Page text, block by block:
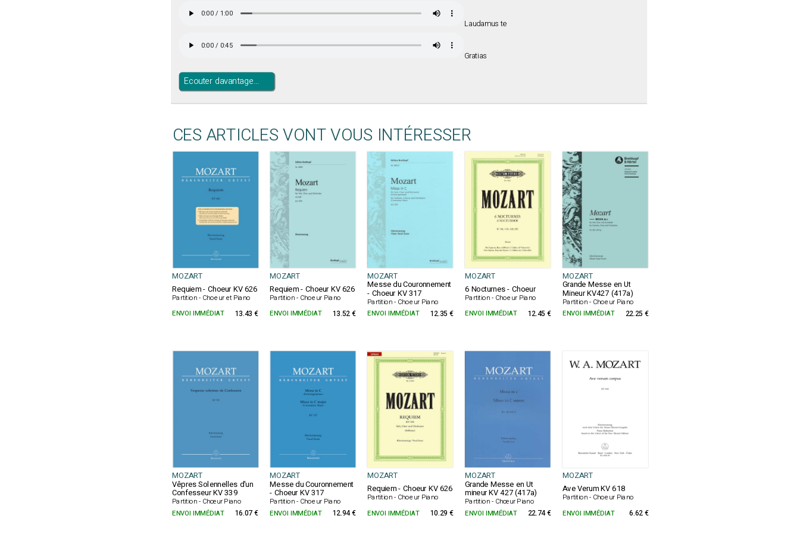
Laudamus te
Gratias
Ecouter davantage...
CES ARTICLES VONT VOUS INTÉRESSER
MOZART MOZART MOZART MOZART
MOZART
Requiem - Choeur KV 626
Partition - Choeur et Piano
Requiem - Choeur KV 626
Partition - Choeur Piano
Messe du Couronnement
- Choeur KV 317
Partition - Choeur Piano
6 Nocturnes - Choeur
Partition - Choeur Piano
Grande Messe en Ut
Mineur KV427 (417a)
Partition - Choeur Piano
ENVOI IMMÉDIAT 13.43 € ENVOI IMMÉDIAT 13.52 € ENVOI IMMÉDIAT 12.35 € ENVOI IMMÉDIAT 12.45 € ENVOI IMMÉDIAT 22.25 €
MOZART MOZART MOZART MOZART MOZART
Vêpres Solennelles d'un
Confesseur KV 339
Partition - Chœur Piano
Messe du Couronnement
- Choeur KV 317
Partition - Choeur Piano
Requiem - Choeur KV 626
Partition - Choeur Piano
Grande Messe en Ut
mineur KV 427 (417a)
Partition - Chœur Piano
Ave Verum KV 618
Partition - Choeur Piano
ENVOI IMMÉDIAT
16.07 € ENVOI IMMÉDIAT 12.94 € ENVOI IMMÉDIAT 10.29 € ENVOI IMMÉDIAT 22.74 € ENVOI IMMÉDIAT 6.62 €